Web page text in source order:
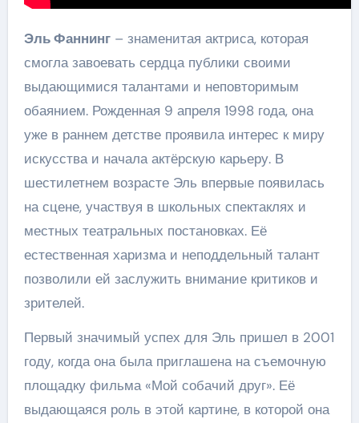
Эль Фаннинг– знаменитая актриса, которая
смогла завоевать сердца публики своими
выдающимися талантами и неповторимым
обаянием. Рожденная 9 апреля 1998 года, она
уже в раннем детстве проявила интерес к миру
искусства и начала актёрскую карьеру. В
шестилетнем возрасте Эль впервые появилась
на сцене, участвуя в школьных спектаклях и
местных театральных постановках. Её
естественная харизма и неподдельный талант
позволили ей заслужить внимание критиков и
зрителей.
Первый значимый успех для Эль пришел в 2001
году, когда она была приглашена на съемочную
площадку фильма «Мой собачий друг». Её
выдающаяся роль в этой картине, в которой она